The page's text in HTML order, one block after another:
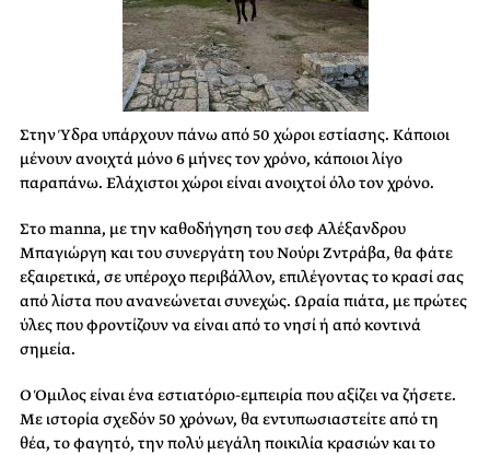
Στην Ύδρα υπάρχουν πάνω από 50 χώροι εστίασης. Κάποιοι
μένουν ανοιχτά μόνο 6 μήνες τον χρόνο, κάποιοι λίγο
παραπάνω. Ελάχιστοι χώροι είναι ανοιχτοί όλο τον χρόνο.
Στο manna, με την καθοδήγηση του σεφ Αλέξανδρου
Μπαγιώργη και του συνεργάτη του Νούρι Ζντράβα, θα φάτε
εξαιρετικά, σε υπέροχο περιβάλλον, επιλέγοντας το κρασί σας
από λίστα που ανανεώνεται συνεχώς. Ωραία πιάτα, με πρώτες
ύλες που φροντίζουν να είναι από το νησί ή από κοντινά
σημεία.
Ο Όμιλος είναι ένα εστιατόριο-εμπειρία που αξίζει να ζήσετε.
Με ιστορία σχεδόν 50 χρόνων, θα εντυπωσιαστείτε από τη
θέα, το φαγητό, την πολύ μεγάλη ποικιλία κρασιών και το